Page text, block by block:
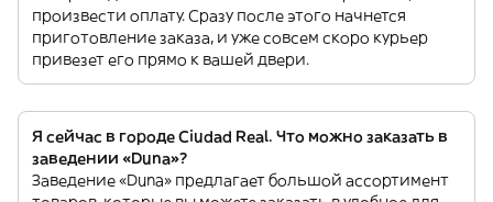
произвести оплату. Сразу после этого начнется
приготовление заказа, и уже совсем скоро курьер
привезет его прямо к вашей двери.
Я сейчас в городе Ciudad Real. Что можно заказать в
заведении «Duna»?
Заведение «Duna» предлагает большой ассортимент